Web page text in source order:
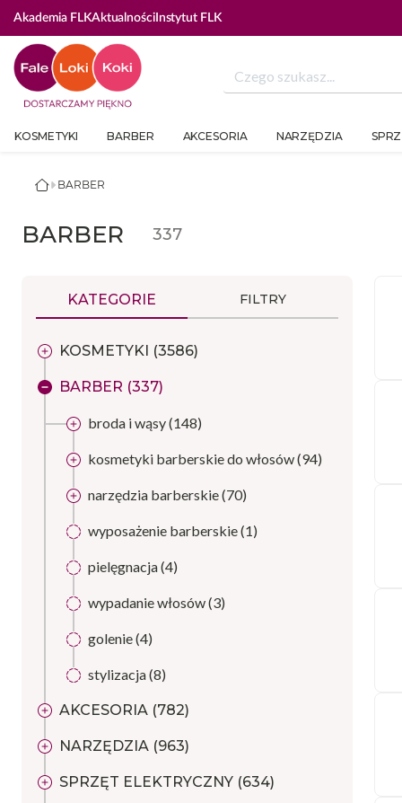
Akademia FLKAktualnościInstytut FLK
KOSMETYKI BARBER AKCESORIA NARZĘDZIA
BARBER
KATEGORIE FILTRY
KOSMETYKI (3586)
BARBER (337)
broda i wąsy (148)
kosmetyki barberskie do włosów (94)
narzędzia barberskie (70)
wyposażenie barberskie (1)
pielęgnacja (4)
wypadanie włosów (3)
golenie (4)
stylizacja (8)
AKCESORIA (782)
NARZĘDZIA (963)
SPRZĘT ELEKTRYCZNY (634)
BARBER 337